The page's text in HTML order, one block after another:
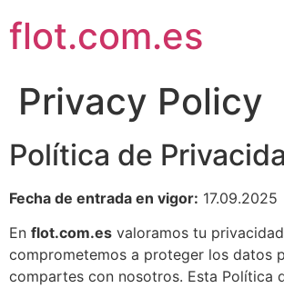
flot.com.es
Privacy Policy
Política de
Fecha de entrada en vigor: 17.09.2025
En flot.com.es valoramos tu
comprometemos a proteger los datos
compartes con nosotros. Esta Política